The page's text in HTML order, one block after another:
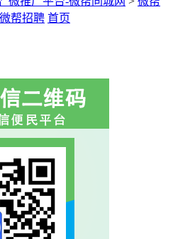
帮招聘 首页